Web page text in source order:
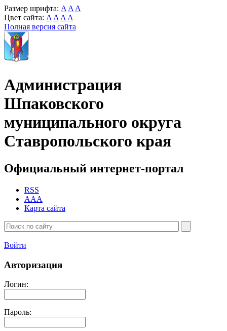
Размер шрифта: A A A
Цвет сайта: A A A A
Полная версия сайта
Администрация
Шпаковского
муниципального округа
Ставропольского края
Официальный интернет-портал
RSS
AAA
Карта сайта
Войти
Авторизация
Логин:
Пароль: